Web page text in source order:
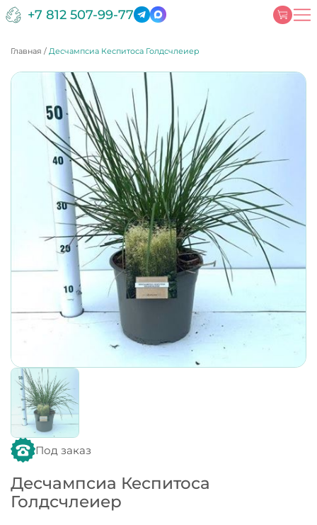
+7 812 507-99-77
Главная / Десчампсиа Кеспитоса Голдсчлеиер
Под заказ
Десчампсиа Кеспитоса
Голдсчлеиер